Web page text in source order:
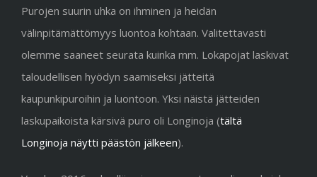
Purojen suurin uhka on ihminen ja heidän
välinpitämättömyys luontoa kohtaan. Valitettavasti
olemme saaneet seurata kuinka mm. Lokapojat laskivat
taloudellisen hyödyn saamiseksi jätteitä
kaupunkipuroihin ja luontoon. Yksi näistä jätteiden
laskupaikoista kärsivä puro oli Longinoja (tältä
Longinoja näytti päästön jälkeen).